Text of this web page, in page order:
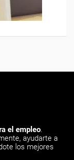
el empleo.
ayudarte a
los mejores